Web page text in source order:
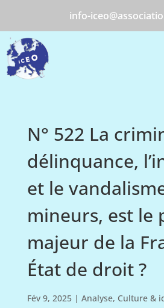
info-
N° 522 La
délinquance,
et le
mineurs, est le
majeur de la
État de droit ?
Fév 9, 2025| Analyse, Culture &